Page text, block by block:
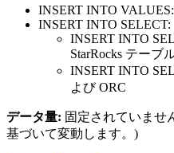
INSERT INTO
INSERT INTO SELECT:
INSERT INTO
StarRocks テーブ
INSERT INTO
よび ORC
データ量: 固定されていませ
基づいて変動します。)